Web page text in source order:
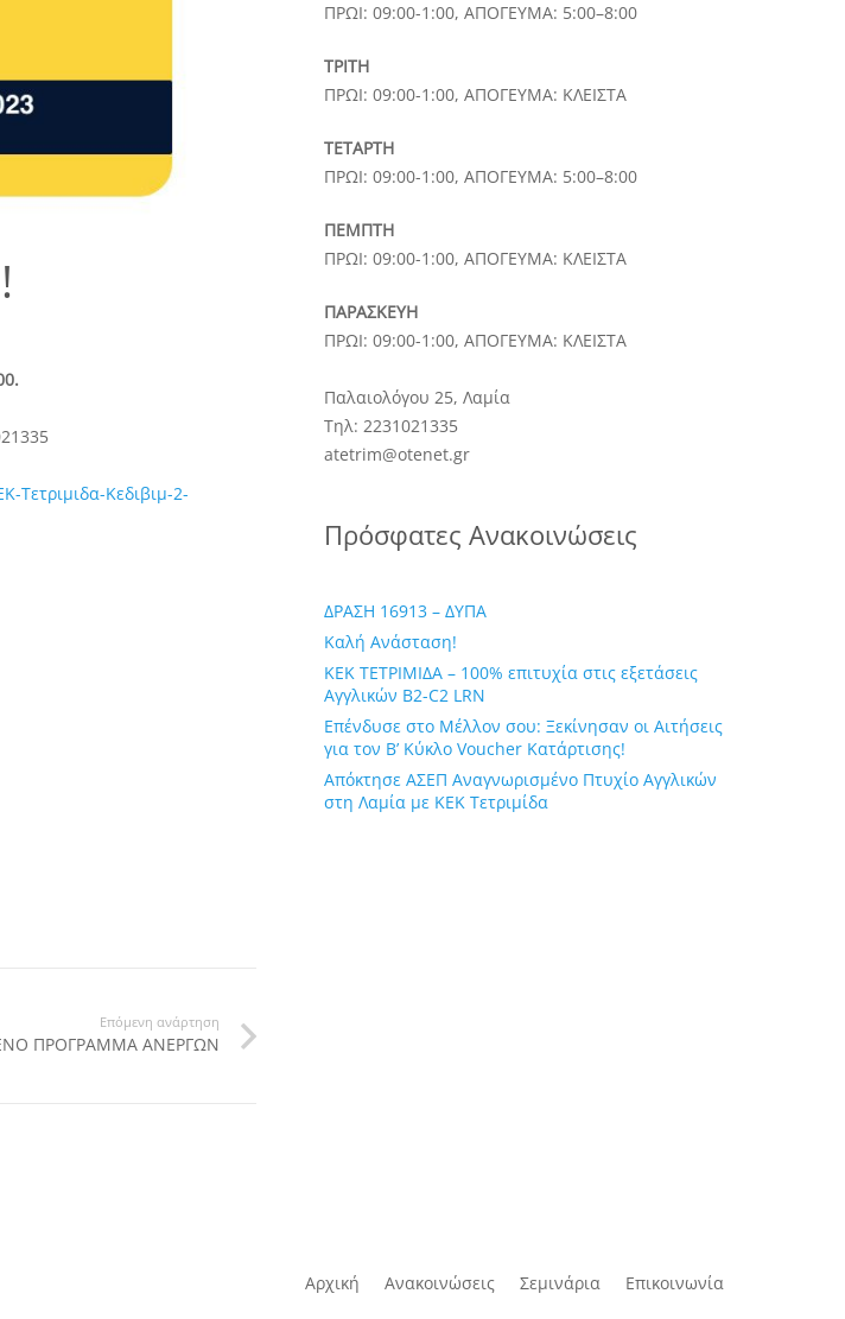
Τετριμιδα-Κεδιβιμ-2-
Επόμενη ανάρτηση
ΠΡΟΓΡΑΜΜΑ ΑΝΕΡΓΩΝ
ΠΡΩΙ: 09:00-1:00, ΑΠΟΓΕΥΜΑ: 5:00–8:00
ΤΡΙΤΗ
ΠΡΩΙ: 09:00-1:00, ΑΠΟΓΕΥΜΑ: ΚΛΕΙΣΤΑ
ΤΕΤΑΡΤΗ
ΠΡΩΙ: 09:00-1:00, ΑΠΟΓΕΥΜΑ: 5:00–8:00
ΠΕΜΠΤΗ
ΠΡΩΙ: 09:00-1:00, ΑΠΟΓΕΥΜΑ: ΚΛΕΙΣΤΑ
ΠΑΡΑΣΚΕΥΗ
ΠΡΩΙ: 09:00-1:00, ΑΠΟΓΕΥΜΑ: ΚΛΕΙΣΤΑ
Παλαιολόγου 25, Λαμία
Τηλ: 2231021335
atetrim@otenet.gr
Πρόσφατες Ανακοινώσεις
ΔΡΑΣΗ 16913 – ΔΥΠΑ
Καλή Ανάσταση!
ΚΕΚ ΤΕΤΡΙΜΙΔΑ – 100% επιτυχία στις εξετάσεις
Αγγλικών B2-C2 LRN
Επένδυσε στο Μέλλον σου: Ξεκίνησαν οι Αιτήσεις
για τον Β’ Κύκλο Voucher Κατάρτισης!
Απόκτησε ΑΣΕΠ Αναγνωρισμένο Πτυχίο Αγγλικών
στη Λαμία με ΚΕΚ Τετριμίδα
Αρχική Ανακοινώσεις Σεμινάρια Επικοινωνία